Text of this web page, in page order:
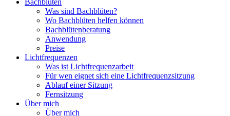
Bachblüten
Was sind Bachblüten?
Wo Bachblüten helfen können
Bachblütenberatung
Anwendung
Preise
Lichtfrequenzen
Was ist Lichtfrequenzarbeit
Für wen eignet sich eine Lichtfrequenzsitzung
Ablauf einer Sitzung
Fernsitzung
Über mich
Über mich